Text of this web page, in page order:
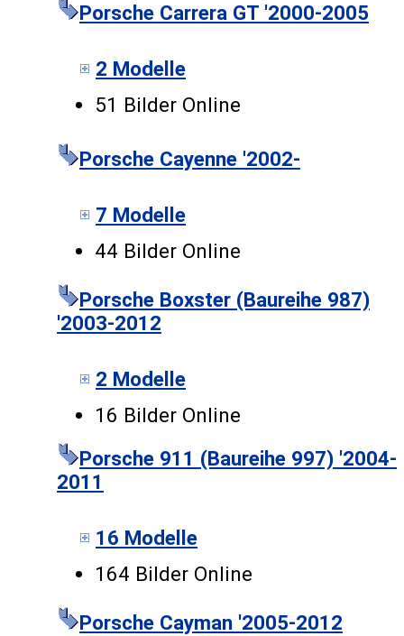
Porsche Carrera GT '2000-2005
2 Modelle
51 Bilder Online
Porsche Cayenne '2002-
7 Modelle
44 Bilder Online
Porsche Boxster (Baureihe 987)
'2003-2012
2 Modelle
16 Bilder Online
Porsche 911 (Baureihe 997) '2004-
2011
16 Modelle
164 Bilder Online
Porsche Cayman '2005-2012